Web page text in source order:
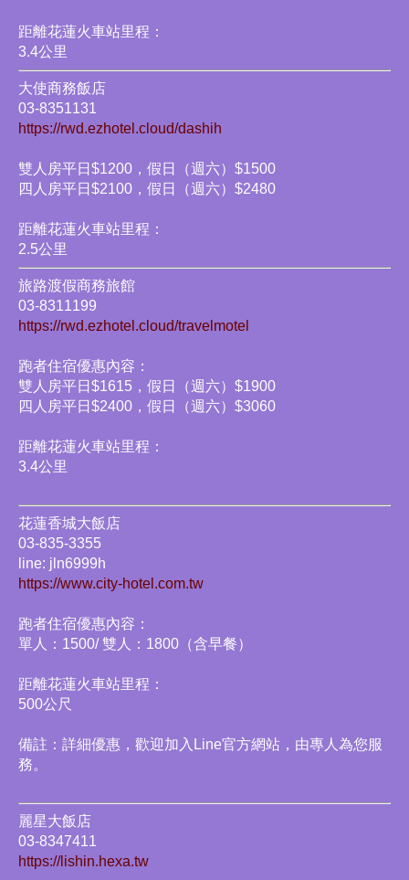
距離花蓮火車站里程：
3.4公里
大使商務飯店
03-8351131
https://rwd.ezhotel.cloud/dashih
雙人房平日$1200，假日（週六）$1500
四人房平日$2100，假日（週六）$2480
距離花蓮火車站里程：
2.5公里
旅路渡假商務旅館
03-8311199
https://rwd.ezhotel.cloud/travelmotel
跑者住宿優惠內容：
雙人房平日$1615，假日（週六）$1900
四人房平日$2400，假日（週六）$3060
距離花蓮火車站里程：
3.4公里
花蓮香城大飯店
03-835-3355
line: jln6999h
https://www.city-hotel.com.tw
跑者住宿優惠內容：
單人：1500/ 雙人：1800（含早餐）
距離花蓮火車站里程：
500公尺
備註：詳細優惠，歡迎加入Line官方網站，由專人為您服
務。
麗星大飯店
03-8347411
https://lishin.hexa.tw